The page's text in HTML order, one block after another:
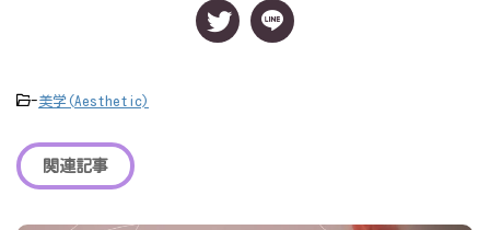
-美学(Aesthetic)
関連記事